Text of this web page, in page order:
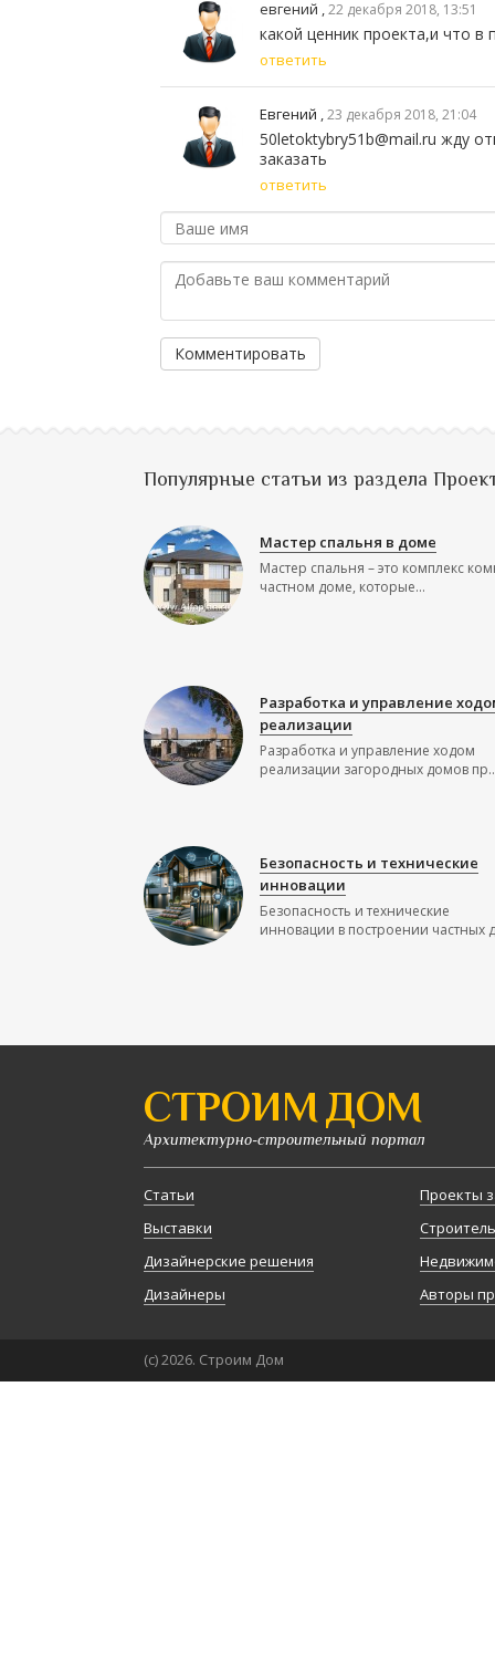
евгений ,22 декабря 2018, 13:51
какой ценник проекта,и что в
ответить
Евгений ,23 декабря 2018, 21:04
50letoktybry51b@mail.ru жду
заказать
ответить
Комментировать
Популярные статьи из раздела
Мастер спальня в доме
Мастер спальня – это комплекс
частном доме, которые...
Разработка и управление
реализации
Разработка и управление ходом
реализации загородных домов
Безопасность и технические
инновации
Безопасность и технические
инновации в построении частных
СТРОИМ ДОМ
Архитектурно-строительный портал
Статьи
Выставки
Дизайнерские решения
Дизайнеры
Проекты
Авторы
(с) 2026. Строим Дом